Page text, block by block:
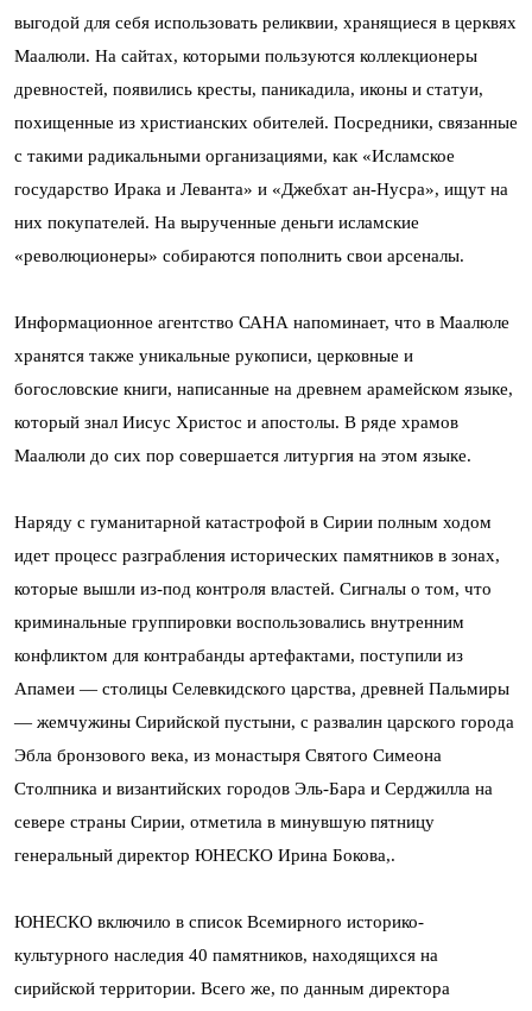
выгодой для себя использовать реликвии, хранящиеся в церквях
Маалюли. На сайтах, которыми пользуются коллекционеры
древностей, появились кресты, паникадила, иконы и статуи,
похищенные из христианских обителей. Посредники, связанные
с такими радикальными организациями, как «Исламское
государство Ирака и Леванта» и «Джебхат ан-Нусра», ищут на
них покупателей. На вырученные деньги исламские
«революционеры» собираются пополнить свои арсеналы.
Информационное агентство САНА напоминает, что в Маалюле
хранятся также уникальные рукописи, церковные и
богословские книги, написанные на древнем арамейском языке,
который знал Иисус Христос и апостолы. В ряде храмов
Маалюли до сих пор совершается литургия на этом языке.
Наряду с гуманитарной катастрофой в Сирии полным ходом
идет процесс разграбления исторических памятников в зонах,
которые вышли из-под контроля властей. Сигналы о том, что
криминальные группировки воспользовались внутренним
конфликтом для контрабанды артефактами, поступили из
Апамеи — столицы Селевкидского царства, древней Пальмиры
— жемчужины Сирийской пустыни, с развалин царского города
Эбла бронзового века, из монастыря Святого Симеона
Столпника и византийских городов Эль-Бара и Серджилла на
севере страны Сирии, отметила в минувшую пятницу
генеральный директор ЮНЕСКО Ирина Бокова,.
ЮНЕСКО включило в список Всемирного историко-
культурного наследия 40 памятников, находящихся на
сирийской территории. Всего же, по данным директора